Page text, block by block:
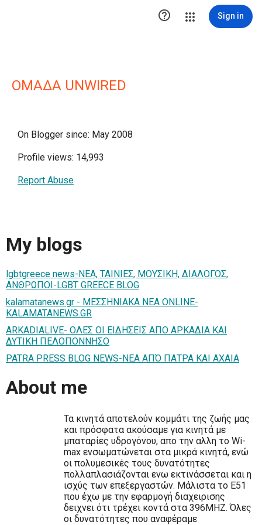
 Sign in
OMAΔΑ UNWIRED
On Blogger since: May 2008
Profile views: 14,993
Report Abuse
My blogs
lgbtgreece news-ΝΕΑ, ΤΑΙΝΙΕΣ, ΜΟΥΣΙΚΗ, ΔΙΑΛΟΓΟΣ,
ΑΝΘΡΩΠΟΙ-LGBT GREECE BLOG
kalamatanews.gr - ΜΕΣΣΗΝΙΑΚΑ ΝΕΑ ONLINE-
KALAMATANEWS.GR
ARKADIALIVE- ΟΛΕΣ ΟΙ ΕΙΔΗΣΕΙΣ ΑΠΟ ΑΡΚΑΔΙΑ ΚΑΙ
ΔΥΤΙΚΗ ΠΕΛΟΠΟΝΝΗΣΟ
PATRA PRESS BLOG NEWS-NEA ΑΠΌ ΠΑΤΡΑ ΚΑΙ ΑΧΑΙΑ
About me
Τα κινητά αποτελούν κομμάτι της ζωής μας
και πρόσφατα ακούσαμε για κινητά με
μπαταρίες υδρογόνου, απο την αλλη το Wi-
max ενσωματώνεται στα μικρά κινητά, ενώ
οι πολυμεσικές τους δυνατότητες
πολλαπλασιάζονται ενω εκτινάσσεται και η
ισχύς των επεξεργαστών. Μάλιστα το Ε51
που έχω με την εφαρμογή διαχειρισης
δειχνει ότι τρέχει κοντά στα 396ΜΗΖ. Όλες
οι δυνατότητες που αναφέραμε